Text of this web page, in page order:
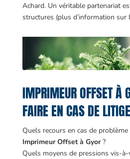
Achard. Un véritable partenariat
structures (plus d’information sur
IMPRIMEUR OFFSET À
FAIRE EN CAS DE
Quels recours en cas de
Imprimeur Offset à Gyor?
Quels moyens de pressions vis-à-